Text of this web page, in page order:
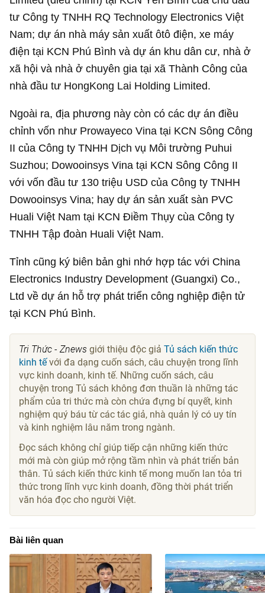
tư Công ty TNHH RQ Technology Electronics Việt
Nam; dự án nhà máy sản xuất ôtô điện, xe máy
điện tại KCN Phú Bình và dự án khu dân cư, nhà ở
xã hội và nhà ở chuyên gia tại xã Thành Công của
nhà đầu tư HongKong Lai Holding Limited.
Ngoài ra, địa phương này còn có các dự án điều
chỉnh vốn như Prowayeco Vina tại KCN Sông Công
II của Công ty TNHH Dịch vụ Môi trường Puhui
Suzhou; Dowooinsys Vina tại KCN Sông Công II
với vốn đầu tư 130 triệu USD của Công ty TNHH
Dowooinsys Vina; hay dự án sản xuất sàn PVC
Huali Việt Nam tại KCN Điềm Thụy cùa Công ty
TNHH Tập đoàn Huali Việt Nam.
Tỉnh cũng ký biên bản ghi nhớ hợp tác với China
Electronics Industry Development (Guangxi) Co.,
Ltd về dự án hỗ trợ phát triển công nghiệp điện tử
tại KCN Phú Bình.
Tri Thức - Znews giới thiệu độc giảTủ sách kiến thức
kinh tếvới đa dạng cuốn sách, câu chuyện trong lĩnh
vực kinh doanh, kinh tế. Những cuốn sách, câu
chuyện trong Tủ sách không đơn thuần là những tác
phẩm của tri thức mà còn chứa đựng bí quyết, kinh
nghiệm quý báu từ các tác giả, nhà quản lý có uy tín
và kinh nghiệm lâu năm trong ngành.
Đọc sách không chỉ giúp tiếp cận những kiến thức
mới mà còn giúp mở rộng tầm nhìn và phát triển bản
thân. Tủ sách kiến thức kinh tế mong muốn lan tỏa tri
thức trong lĩnh vực kinh doanh, đồng thời phát triển
văn hóa đọc cho người Việt.
Bài liên quan